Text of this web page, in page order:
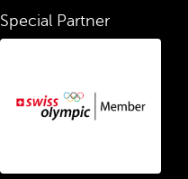
Special Partner